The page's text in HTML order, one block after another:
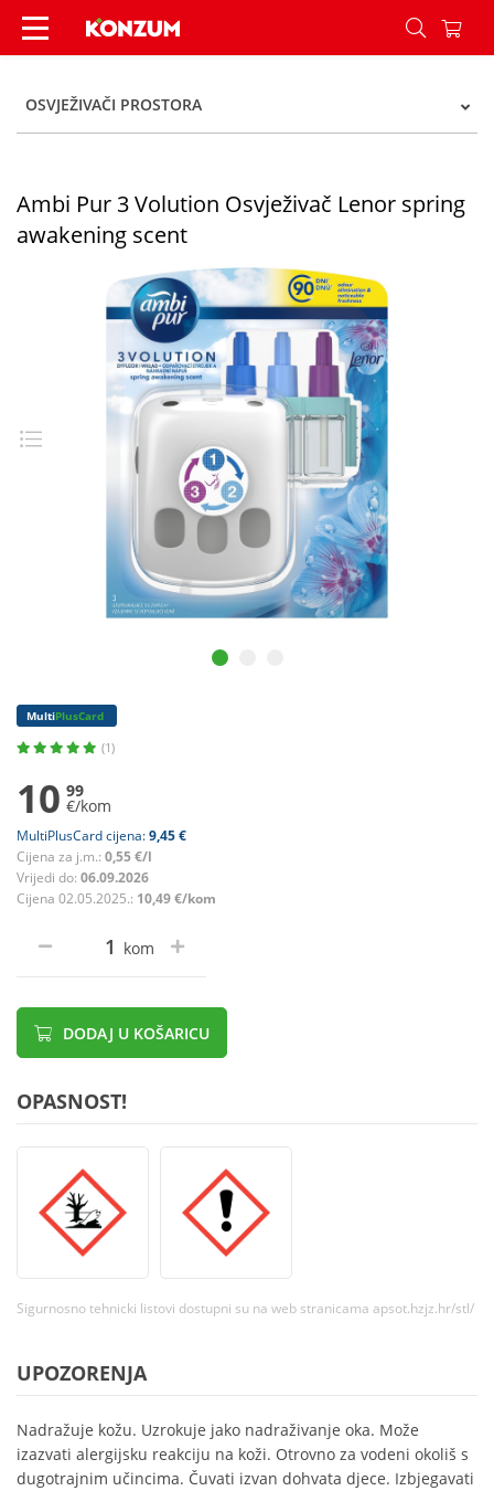
Ambi Pur 3 Volution Osvježivač Lenor spring
OSVJEŽIVAČI PROSTORA
Ambi Pur 3 Volution Osvježivač Lenor spring
awakening scent
MultiPlusCard
(1)
10 99
€/kom
MultiPlusCard cijena:9,45 €
Cijena za j.m.: 0,55 €/l
Vrijedi do: 06.09.2026
Cijena 02.05.2025.: 10,49 €/kom
kom
DODAJ U KOŠARICU
OPASNOST!
Sigurnosno tehnicki listovi dostupni su na web stranicama apsot.hzjz.hr/stl/
UPOZORENJA
Nadražuje kožu. Uzrokuje jako nadraživanje oka. Može
izazvati alergijsku reakciju na koži. Otrovno za vodeni okoliš s
dugotrajnim učincima. Čuvati izvan dohvata djece. Izbjegavati